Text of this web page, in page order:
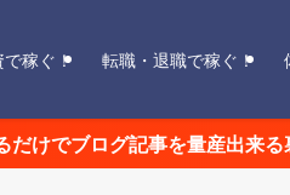
稼ぐ！ 転職・退職で稼ぐ！
だけでブログ記事を量産出来